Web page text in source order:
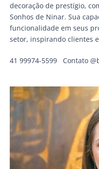
decoração de prestígio,
Sonhos de Ninar. Sua
funcionalidade em seus
setor, inspirando clientes
41 99974-5599 Contato